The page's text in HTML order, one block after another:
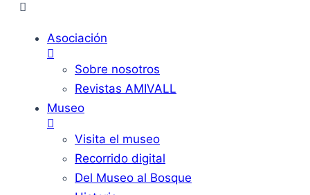
Asociación
Sobre nosotros
Revistas AMIVALL
Museo
Visita el museo
Recorrido digital
Del Museo al Bosque